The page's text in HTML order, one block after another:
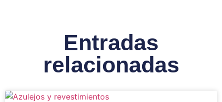
Entradas
relacionadas